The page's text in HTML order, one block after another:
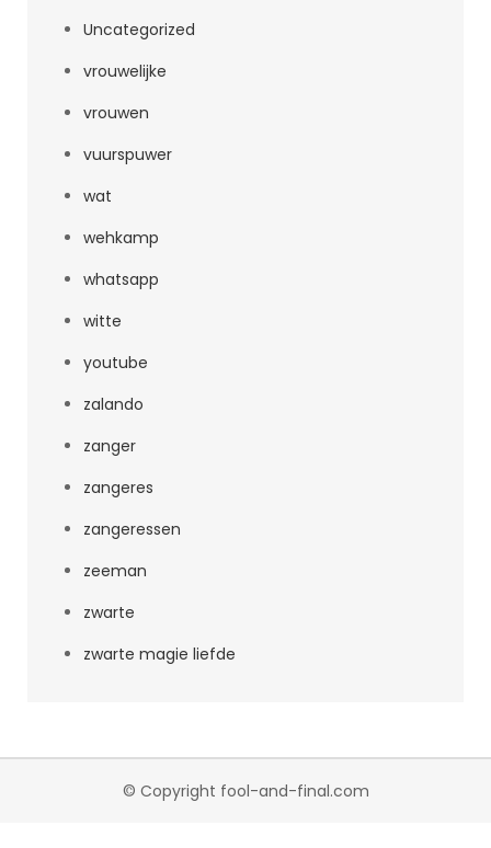
Uncategorized
vrouwelijke
vrouwen
vuurspuwer
wat
wehkamp
whatsapp
witte
youtube
zalando
zanger
zangeres
zangeressen
zeeman
zwarte
zwarte magie liefde
© Copyright fool-and-final.com